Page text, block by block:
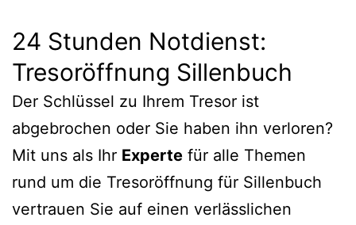
24 Stunden Notdienst:
Tresoröffnung Sillenbuch
Der Schlüssel zu Ihrem Tresor ist
abgebrochen oder Sie haben ihn verloren?
Mit uns als Ihr Experte für alle Themen
rund um die Tresoröffnung für Sillenbuch
vertrauen Sie auf einen verlässlichen